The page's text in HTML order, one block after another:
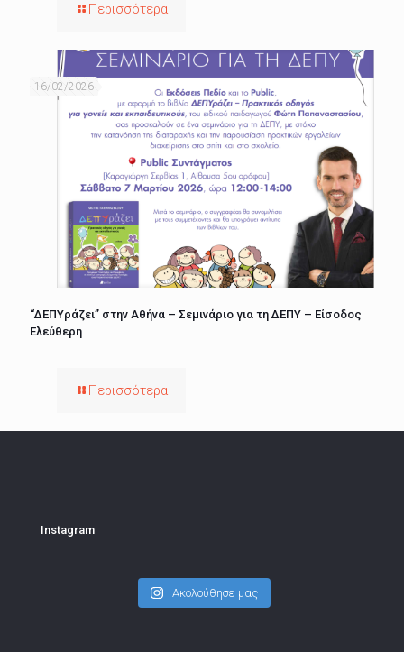
Περισσότερα
16/02/2026
“ΔΕΠΥράζει” στην Αθήνα – Σεμινάριο για τη ΔΕΠΥ – Είσοδος
Ελεύθερη
Περισσότερα
Instagram
Ακολούθησε μας